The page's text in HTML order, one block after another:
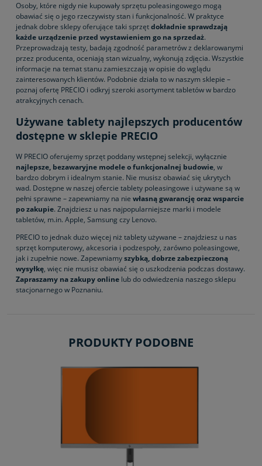
Osoby, które nigdy nie kupowały sprzętu poleasingowego mogą
obawiać się o jego rzeczywisty stan i funkcjonalność. W praktyce
jednak dobre sklepy oferujące taki sprzętdokładnie sprawdzają
każde urządzenie przed wystawieniem go na sprzedaż.
Przeprowadzają testy, badają zgodność parametrów z deklarowanymi
przez producenta, oceniają stan wizualny, wykonują zdjęcia. Wszystkie
informacje na temat stanu zamieszczają w opisie do wglądu
zainteresowanych klientów. Podobnie działa to w naszym sklepie –
poznaj ofertę PRECIO i odkryj szeroki asortyment tabletów w bardzo
atrakcyjnych cenach.
Używane tablety najlepszych producentów
dostępne w sklepie PRECIO
W PRECIO oferujemy sprzęt poddany wstępnej selekcji, wyłącznie
najlepsze, bezawaryjne modele o funkcjonalnej budowie, w
bardzo dobrym i idealnym stanie. Nie musisz obawiać się ukrytych
wad. Dostępne w naszej ofercie tablety poleasingowe i używane są w
pełni sprawne – zapewniamy na nie własną gwarancję oraz wsparcie
po zakupie. Znajdziesz u nas najpopularniejsze marki i modele
tabletów, m.in. Apple, Samsung czy Lenovo.
PRECIO to jednak dużo więcej niż tablety używane – znajdziesz u nas
sprzęt komputerowy, akcesoria i podzespoły, zarówno poleasingowe,
jak i zupełnie nowe. Zapewniamyszybką, dobrze zabezpieczoną
wysyłkę, więc nie musisz obawiać się o uszkodzenia podczas dostawy.
Zapraszamy na zakupy online lub do odwiedzenia naszego sklepu
stacjonarnego w Poznaniu.
PRODUKTY PODOBNE